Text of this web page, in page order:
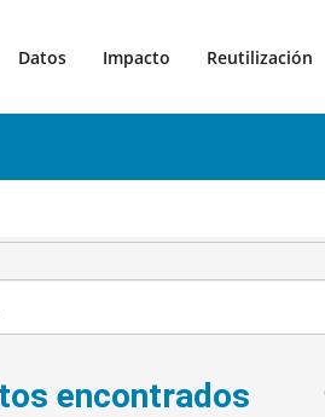
Datos Impacto Reutilización
encontrados